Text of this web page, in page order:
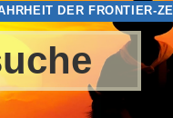
DER FRONTIER-